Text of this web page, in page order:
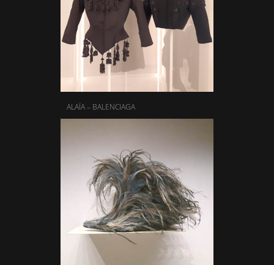
ALAÏA – BALENCIAGA